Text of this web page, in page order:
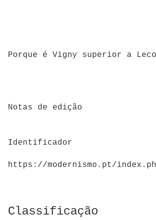
Porque é Vigny superior a
Notas de edição
Identificador
https://modernismo.pt/
Classificação